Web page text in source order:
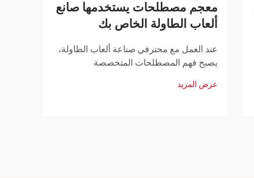
معجم مصطلحات يستخدمها صانع
ألعاب الطاولة الخاص بك
عند العمل مع محترفي صناعة ألعاب الطاولة،
يصبح فهم المصطلحات المتخصصة
لضمان اتصال فعّال ونجاح المشروع. وتستخدم
عرض المزيد